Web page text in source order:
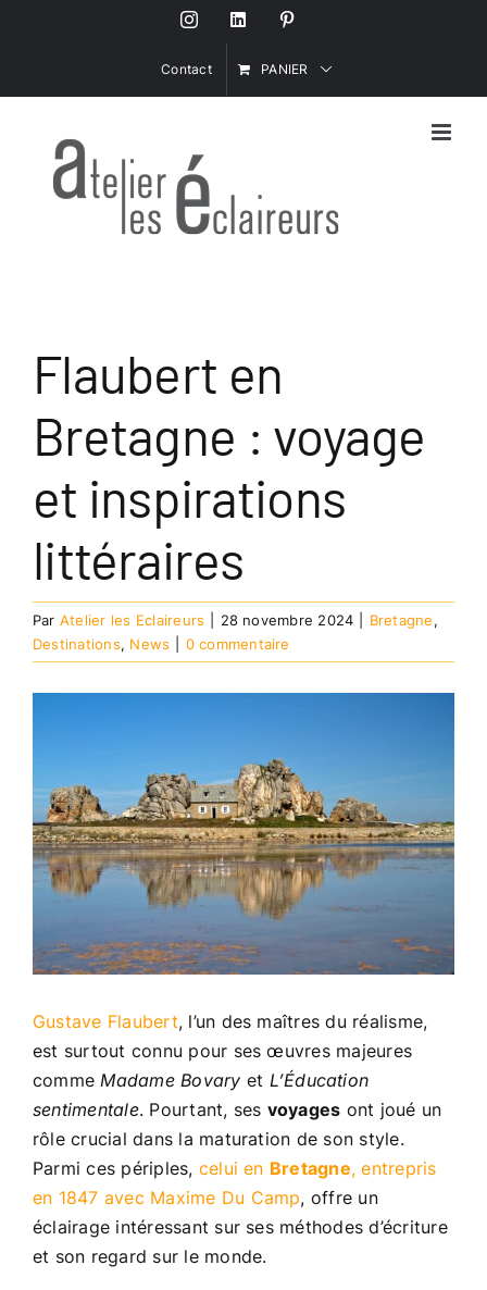
InstagramLinkedIn
Contact PANIER
Flaubert en
Bretagne : voyage
et inspirations
littéraires
Par Atelier les Eclaireurs 28 novembre 2024 Bretagne,
Destinations, News 0 commentaire
Gustave Flaubert, l’un des maîtres du réalisme,
est surtout connu pour ses œuvres majeures
comme Madame Bovary et L’Éducation
sentimentale. Pourtant, ses voyages ont joué un
rôle crucial dans la maturation de son style.
Parmi ces périples, celui en Bretagne, entrepris
en 1847 avec Maxime Du Camp, offre un
éclairage intéressant sur ses méthodes d’écriture
et son regard sur le monde.